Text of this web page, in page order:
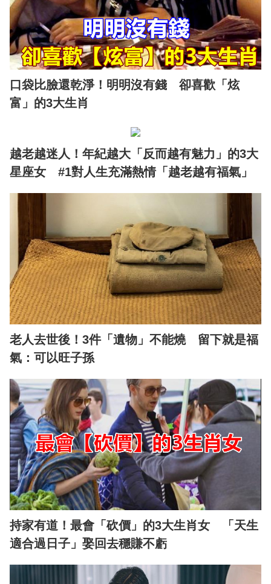
口袋比臉還乾淨！明明沒有錢 卻喜歡「炫
富」的3大生肖
越老越迷人！年紀越大「反而越有魅力」的3大
星座女 #1對人生充滿熱情「越老越有福氣」
老人去世後！3件「遺物」不能燒 留下就是福
氣：可以旺子孫
持家有道！最會「砍價」的3大生肖女 「天生
適合過日子」娶回去穩賺不虧